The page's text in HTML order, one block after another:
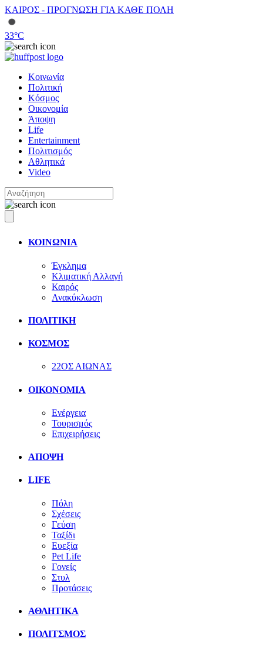
ΚΑΙΡΟΣ - ΠΡΟΓΝΩΣΗ ΓΙΑ ΚΑΘΕ ΠΟΛΗ
33°C
Κοινωνία
Πολιτική
Κόσμος
Οικονομία
Άποψη
Life
Entertainment
Πολιτισμός
Αθλητικά
Video
ΚΟΙΝΩΝΙΑ
Έγκλημα
Κλιματική Αλλαγή
Καιρός
Ανακύκλωση
ΠΟΛΙΤΙΚΗ
ΚΟΣΜΟΣ
22ΟΣ ΑΙΩΝΑΣ
ΟΙΚΟΝΟΜΙΑ
Ενέργεια
Τουρισμός
Επιχειρήσεις
ΑΠΟΨΗ
LIFE
Πόλη
Σχέσεις
Γεύση
Ταξίδι
Ευεξία
Pet Life
Γονείς
Στυλ
Προτάσεις
ΑΘΛΗΤΙΚΑ
ΠΟΛΙΤΣΜΟΣ